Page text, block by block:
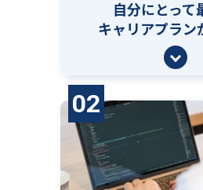
自分にとって
キャリアプラン
02